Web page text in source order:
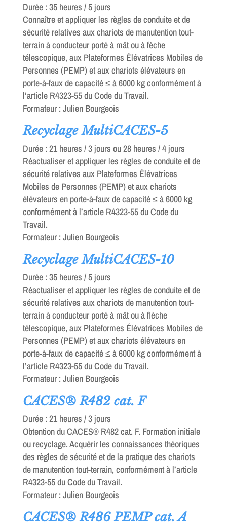
Durée : 35 heures / 5 jours
Connaître et appliquer les règles de conduite et de
sécurité relatives aux chariots de manutention tout-
terrain à conducteur porté à mât ou à fèche
télescopique, aux Plateformes Élévatrices Mobiles de
Personnes (PEMP) et aux chariots élévateurs en
porte-à-faux de capacité ≤ à 6000 kg conformément à
l’article R4323-55 du Code du Travail.
Formateur : Julien Bourgeois
Recyclage MultiCACES-5
Durée : 21 heures / 3 jours ou 28 heures / 4 jours
Réactualiser et appliquer les règles de conduite et de
sécurité relatives aux Plateformes Élévatrices
Mobiles de Personnes (PEMP) et aux chariots
élévateurs en porte-à-faux de capacité ≤ à 6000 kg
conformément à l’article R4323-55 du Code du
Travail.
Formateur : Julien Bourgeois
Recyclage MultiCACES-10
Durée : 35 heures / 5 jours
Réactualiser et appliquer les règles de conduite et de
sécurité relatives aux chariots de manutention tout-
terrain à conducteur porté à mât ou à flèche
télescopique, aux Plateformes Élévatrices Mobiles de
Personnes (PEMP) et aux chariots élévateurs en
porte-à-faux de capacité ≤ à 6000 kg conformément à
l’article R4323-55 du Code du Travail.
Formateur : Julien Bourgeois
CACES® R482 cat. F
Durée : 21 heures / 3 jours
Obtention du CACES® R482 cat. F. Formation initiale
ou recyclage. Acquérir les connaissances théoriques
des règles de sécurité et de la pratique des chariots
de manutention tout-terrain, conformément à l’article
R4323-55 du Code du Travail.
Formateur : Julien Bourgeois
CACES® R486 PEMP cat. A